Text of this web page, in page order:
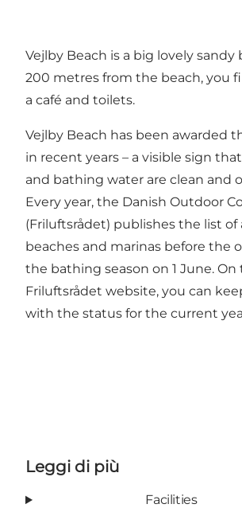
Vejlby Beach is a big lovely sandy
200 metres from the beach, you
a café and toilets.
Vejlby Beach has been awarded
in recent years – a visible sign
and bathing water are clean and
Every year, the Danish Outdoor
(Friluftsrådet) publishes the list of
beaches and marinas before the
the bathing season on 1 June. On
Friluftsrådet website, you can
with the status for the current
Leggi di più
Facilities